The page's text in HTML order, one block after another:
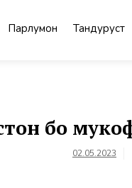
Парлумон Тандурустӣ
бо
02.05.2023